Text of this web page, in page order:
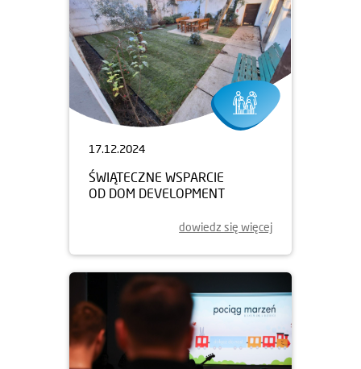
17.12.2024
ŚWIĄTECZNE WSPARCIE
OD DOM DEVELOPMENT
dowiedz się więcej